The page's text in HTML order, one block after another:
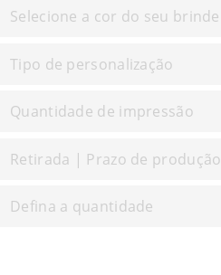
Selecione a cor do seu brinde
Tipo de personalização
Quantidade de impressão
Retirada | Prazo de produção
Defina a quantidade